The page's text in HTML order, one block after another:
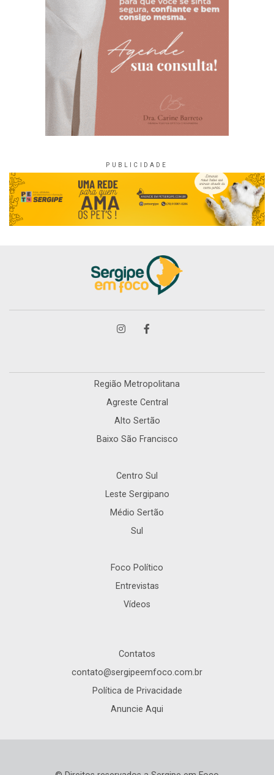
Região Metropolitana
Agreste Central
Alto Sertão
Baixo São Francisco
Centro Sul
Leste Sergipano
Médio Sertão
Sul
Foco Político
Entrevistas
Vídeos
Contatos
contato@sergipeemfoco.com.br
Política de Privacidade
Anuncie Aqui